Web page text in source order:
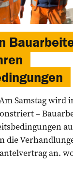
Samstag wird
–
die
an.